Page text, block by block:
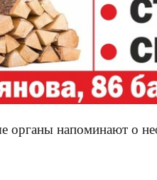
органы напоминают о